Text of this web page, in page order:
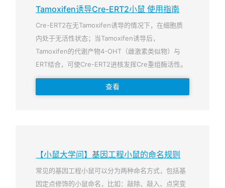
Tamoxifen诱导Cre-ERT2小鼠 使用指南
Cre-ERT2在无Tamoxifen诱导的情况下，在细胞质
内处于无活性状态；当Tamoxifen诱导后，
Tamoxifen的代谢产物4-OHT（雌激素类似物）与
ERT结合，可使Cre-ERT2进核发挥Cre重组酶活性。
查看
【小鼠大学问】基因工程小鼠的命名规则
常见的基因工程小鼠可以分为两种命名方式，包括基
因定点修饰的小鼠命名，比如：敲除、敲入、点突变